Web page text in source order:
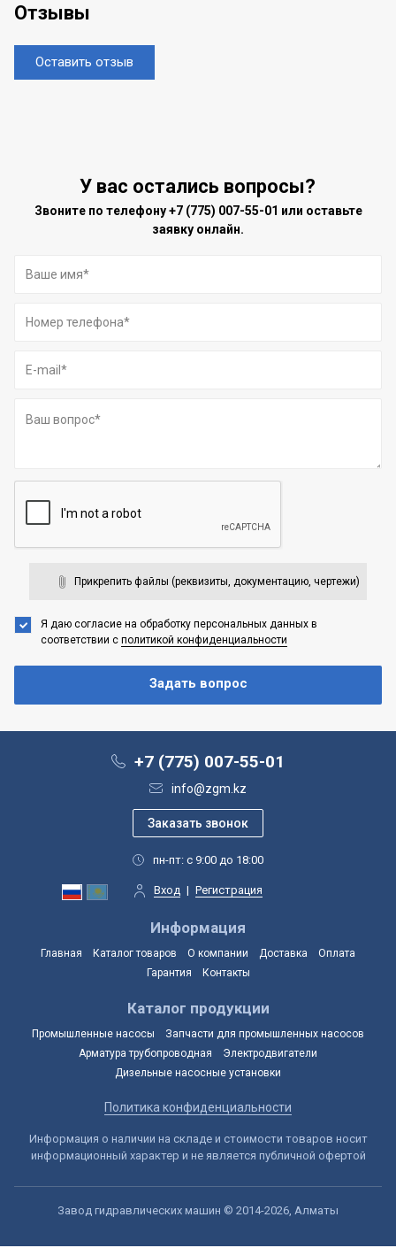
Отзывы
Оставить отзыв
У вас остались вопросы?
Звоните по телефону+7 (775) 007-55-01 или оставьте
заявку онлайн.
Прикрепить файлы (реквизиты, документацию, чертежи)
Я даю согласие на обработку персональных данных в
соответствии с политикой конфиденциальности
+7 (775) 007-55-01
info@zgm.kz
пн-пт: с 9:00 до 18:00
Вход | Регистрация
Информация
Главная Каталог товаров О компании Доставка
Оплата
Гарантия
Контакты
Каталог продукции
Промышленные насосы
Запчасти для промышленных насосов
Арматура трубопроводная
Электродвигатели
Дизельные насосные установки
Политика конфиденциальности
Информация о наличии на складе и стоимости товаров носит
информационный характер и не является публичной офертой
Завод гидравлических машин © 2014-2026, Алматы